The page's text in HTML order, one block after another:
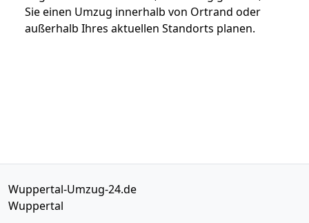
Sie einen Umzug innerhalb von Ortrand oder
außerhalb Ihres aktuellen Standorts planen.
Wuppertal-Umzug-24.de
Wuppertal